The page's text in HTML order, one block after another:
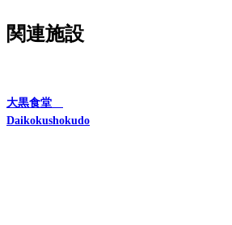
関連施設
大黒食堂
Daikokushokudo